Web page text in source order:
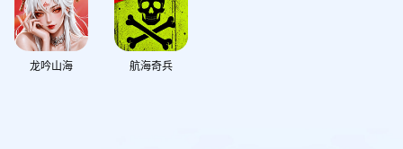
龙吟山海 航海奇兵